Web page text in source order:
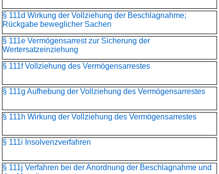
§ 111d Wirkung der Vollziehung der Beschlagnahme;
Rückgabe beweglicher Sachen
§ 111e Vermögensarrest zur Sicherung der
Wertersatzeinziehung
§ 111f Vollziehung des Vermögensarrestes
§ 111g Aufhebung der Vollziehung des Vermögensarrestes
§ 111h Wirkung der Vollziehung des Vermögensarrestes
§ 111i Insolvenzverfahren
§ 111j Verfahren bei der Anordnung der Beschlagnahme und